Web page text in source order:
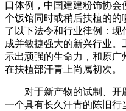
口体例，中国建建粉饰协
个饭馆同时或稍后扶植的的
了以下法令和行业律例：
成并敏捷强大的新兴行业
示出顽强的生命力，和原广
在扶植部汗青上尚属初次。
对于新产物的试制、开
一个具有长久汗青的陈旧